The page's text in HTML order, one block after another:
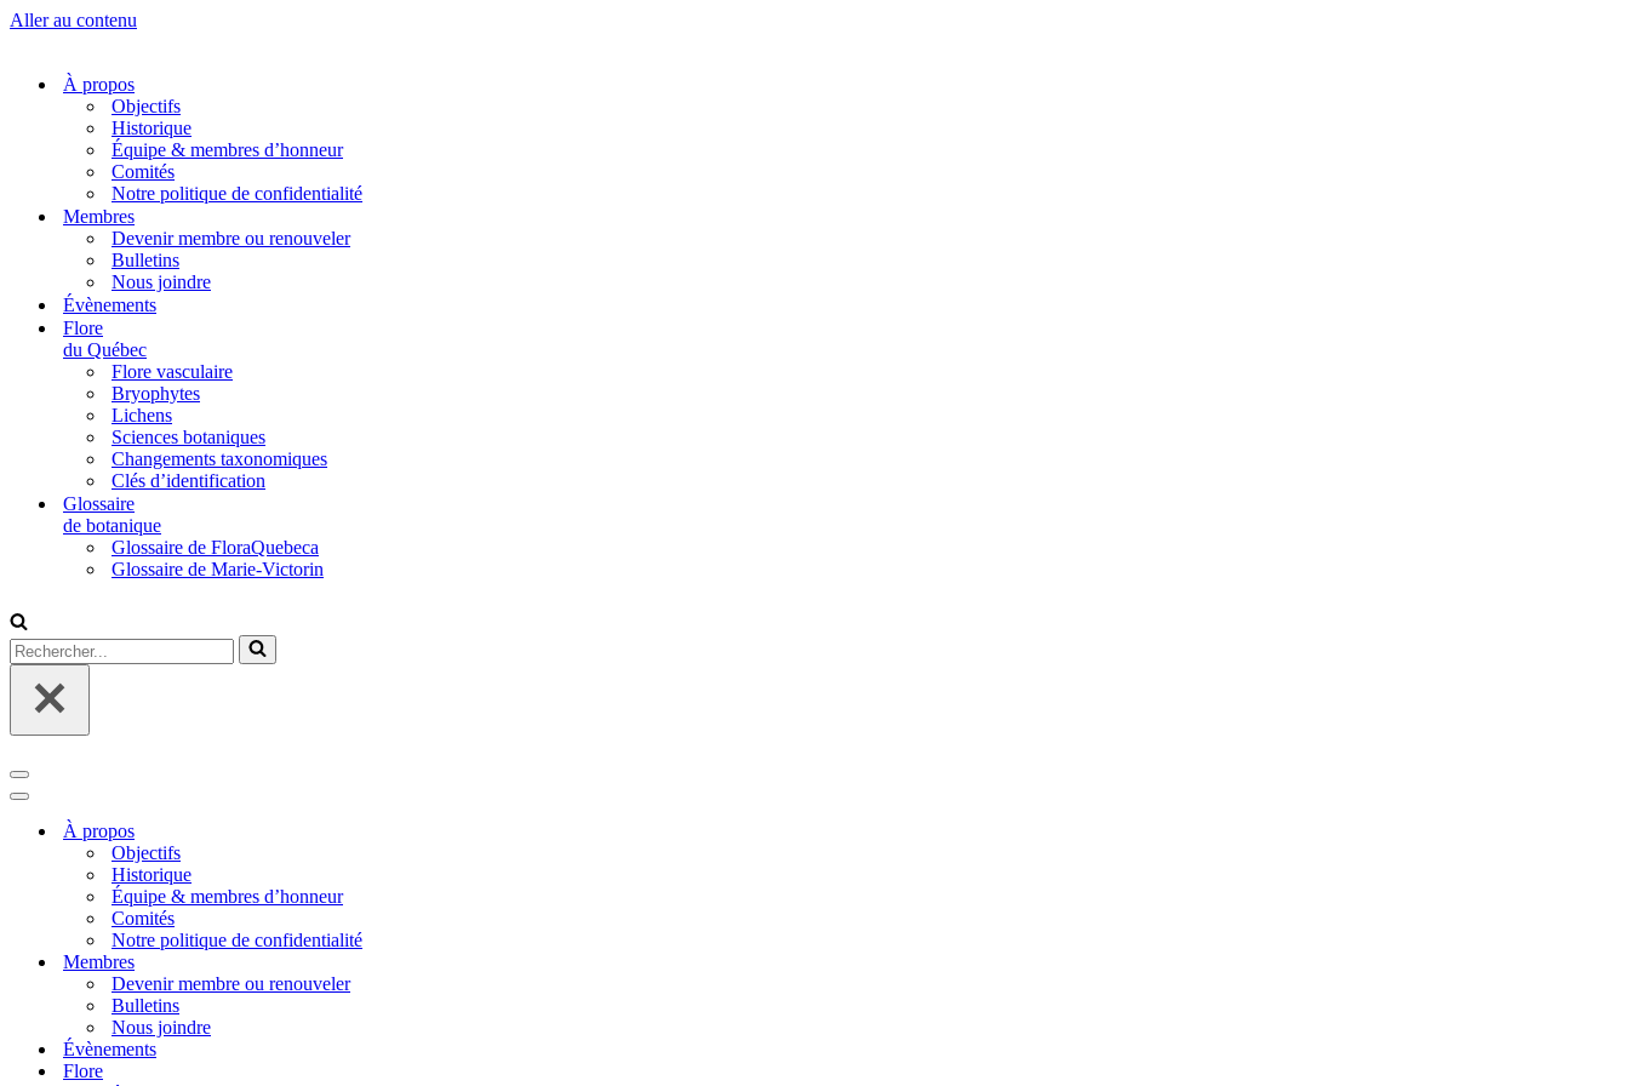
Aller au contenu
À propos
Objectifs
Historique
Équipe & membres d’honneur
Comités
Notre politique de confidentialité
Membres
Devenir membre ou renouveler
Bulletins
Nous joindre
Évènements
Flore
du Québec
Flore vasculaire
Bryophytes
Lichens
Sciences botaniques
Changements taxonomiques
Clés d’identification
Glossaire
de botanique
Glossaire de FloraQuebeca
Glossaire de Marie-Victorin
Rechercher...
Menu
de
navigation
Menu
navigationÀ propos
Objectifs
Historique
Équipe & membres d’honneur
Comités
Notre politique de confidentialité
Membres
Devenir membre ou renouveler
Bulletins
Nous joindre
Évènements
Flore